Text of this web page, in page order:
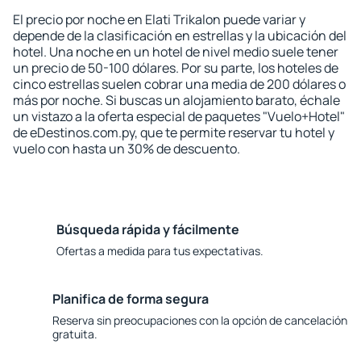
El precio por noche en Elati Trikalon puede variar y
depende de la clasificación en estrellas y la ubicación del
hotel. Una noche en un hotel de nivel medio suele tener
un precio de 50-100 dólares. Por su parte, los hoteles de
cinco estrellas suelen cobrar una media de 200 dólares o
más por noche. Si buscas un alojamiento barato, échale
un vistazo a la oferta especial de paquetes "Vuelo+Hotel"
de eDestinos.com.py, que te permite reservar tu hotel y
vuelo con hasta un 30% de descuento.
Búsqueda rápida y fácilmente
Ofertas a medida para tus expectativas.
Planifica de forma segura
Reserva sin preocupaciones con la opción de cancelación
gratuita.